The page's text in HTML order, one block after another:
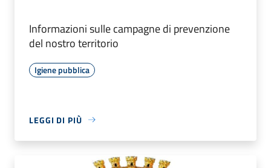
Informazioni sulle campagne di prevenzione
del nostro territorio
Igiene pubblica
LEGGI DI PIÙ